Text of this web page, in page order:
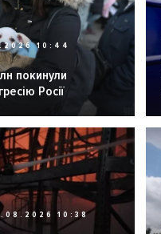
10:44
покинули
Росії
10:38